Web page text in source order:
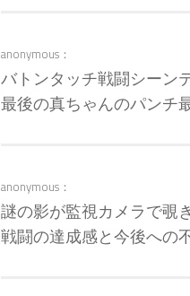
anonymous：
バトンタッチ戦闘シーン
最後の真ちゃんのパンチ
anonymous：
謎の影が監視カメラで覗
戦闘の達成感と今後への